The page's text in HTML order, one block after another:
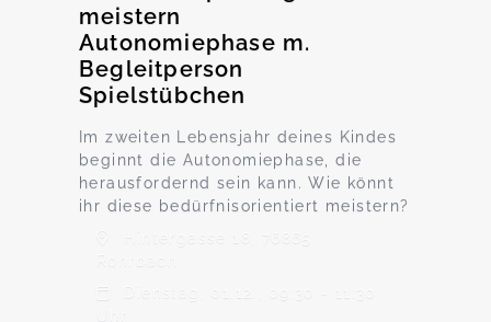
meistern
Autonomiephase m.
Begleitperson
Spielstübchen
Im zweiten Lebensjahr deines Kindes
beginnt die Autonomiephase, die
herausfordernd sein kann. Wie könnt
ihr diese bedürfnisorientiert meistern?
Hintergasse 18, 76865
Rohrbach
Dienstag, 01.12., 09:30 - 11:30